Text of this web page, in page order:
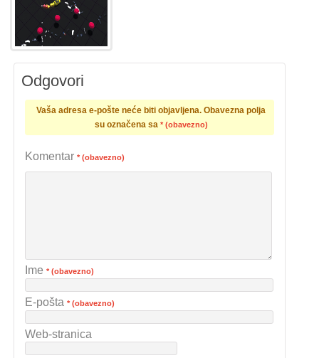
Odgovori
Vaša adresa e-pošte neće biti objavljena. Obavezna polja
su označena sa * (obavezno)
Komentar * (obavezno)
Ime * (obavezno)
E-pošta * (obavezno)
Web-stranica